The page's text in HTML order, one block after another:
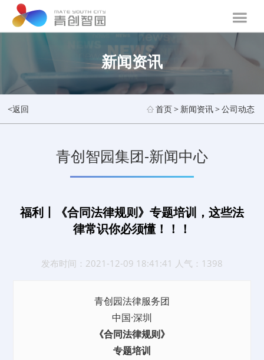
新闻资讯
<返回 首页> 新闻资讯>公司动态
青创智园集团-新闻中心
福利丨《合同法律规则》专题培训，这些法
律常识你必须懂！！！
发布时间：2021-12-09 18:41:41 人气：1398
青创园法律服务团
中国·深圳
《合同法律规则》
专题培训